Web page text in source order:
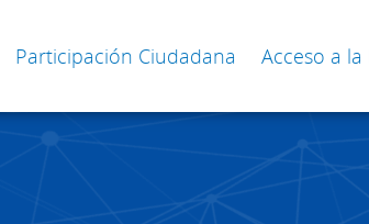
Participación Ciudadana Acceso a